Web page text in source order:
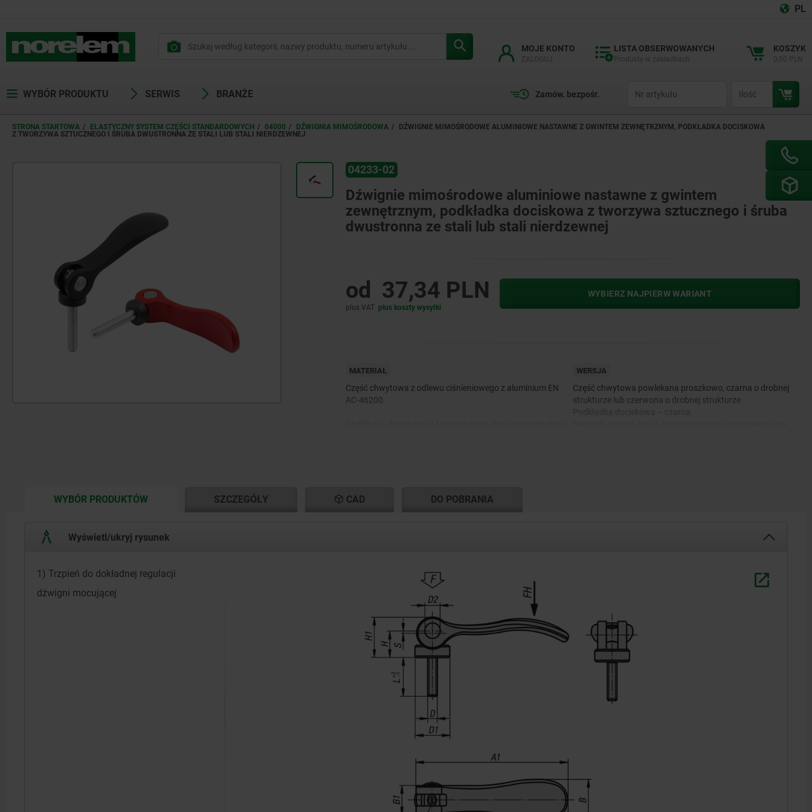
PL
MOJE KONTO LISTA OBSERWOWANYCH KOSZYK
WYBÓR PRODUKTU SERWIS BRANŻE Zamów. bezpośr.
STRONA STARTOWA ELASTYCZNY SYSTEM CZĘŚCI STANDARDOWYCH 04000 DŹWIGNIA MIMOŚRODOWA
DŹWIGNIE MIMOŚRODOWE ALUMINIOWE NASTAWNE Z GWINTEM ZEWNĘTRZNYM, PODKŁADKA DOCISKOWA
Z TWORZYWA SZTUCZNEGO I ŚRUBA DWUSTRONNA ZE STALI LUB STALI NIERDZEWNEJ
04233-02
Dźwignie mimośrodowe aluminiowe nastawne z gwintem
zewnętrznym, podkładka dociskowa z tworzywa sztucznego i śruba
dwustronna ze stali lub stali nierdzewnej
od 37,34 PLN
plus VAT plus koszty wysyłki
WYBIERZ NAJPIERW WARIANT
MATERIAŁ
Część chwytowa z odlewu ciśnieniowego z aluminium EN
AC-46200.
Śruba dwustronna ze stali, klasa trwałości 5.8 lub ze stali
WERSJA
Część chwytowa powlekana proszkowo, czarna o drobnej
strukturze lub czerwona o drobnej strukturze.
WYBÓR PRODUKTÓWCURRENT
SZCZEGÓŁY CAD DO POBRANIA
Wyświetl/ukryj rysunek
1) Trzpień do dokładnej regulacji
dźwigni mocującej